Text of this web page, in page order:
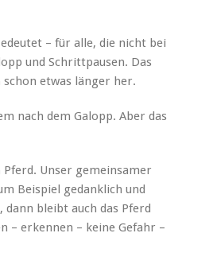
– für alle, die nicht bei
und Schrittpausen. Das
schon etwas länger her.
nach dem Galopp. Aber das
Unser gemeinsamer
Beispiel gedanklich und
bleibt auch das Pferd
– erkennen – keine Gefahr –